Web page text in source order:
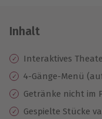
3 Jahre gültig &
Inhalt
Interaktives
4-Gänge-Menü
Getränke nicht im
Gespielte Stücke